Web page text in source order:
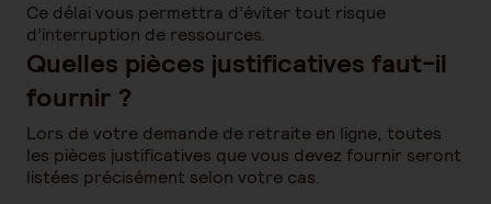
Ce délai vous permettra d’éviter tout risque
d’interruption de ressources.
Quelles pièces justificatives faut-il
fournir ?
Lors de votre demande de retraite en ligne, toutes
les pièces justificatives que vous devez fournir seront
listées précisément selon votre cas.